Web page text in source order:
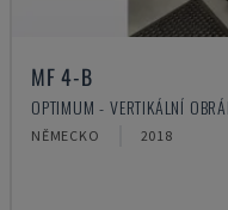
MF 4-B
OPTIMUM - VERTIKÁLNÍ
NĚMECKO 2018